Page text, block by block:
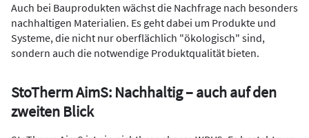
Auch bei Bauprodukten wächst die Nachfrage nach besonders
nachhaltigen Materialien. Es geht dabei um Produkte und
Systeme, die nicht nur oberflächlich "ökologisch" sind,
sondern auch die notwendige Produktqualität bieten.
StoTherm AimS: Nachhaltig – auch auf den
zweiten Blick